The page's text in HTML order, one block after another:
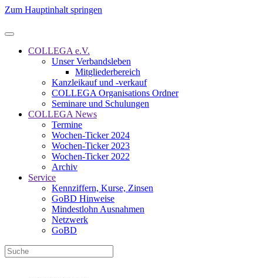
Zum Hauptinhalt springen
COLLEGA e.V.
Unser Verbandsleben
Mitgliederbereich
Kanzleikauf und -verkauf
COLLEGA Organisations Ordner
Seminare und Schulungen
COLLEGA News
Termine
Wochen-Ticker 2024
Wochen-Ticker 2023
Wochen-Ticker 2022
Archiv
Service
Kennziffern, Kurse, Zinsen
GoBD Hinweise
Mindestlohn Ausnahmen
Netzwerk
GoBD